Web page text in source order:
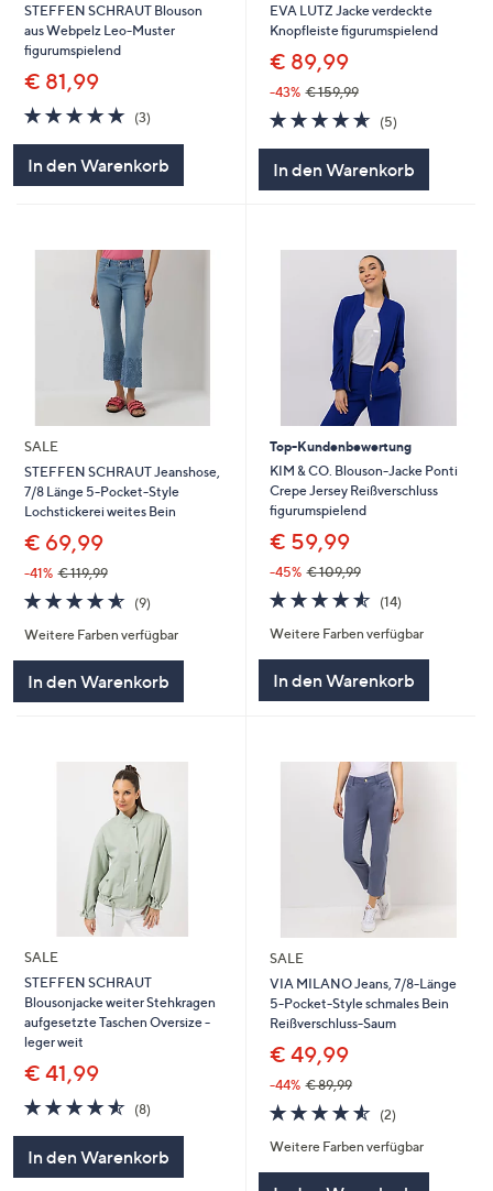
STEFFEN SCHRAUT Blouson
aus Webpelz Leo-Muster
figurumspielend
€ 81,99
4.7
von
5
(3)
In den Warenkorb
EVA LUTZ Jacke verdeckte
Knopfleiste figurumspielend
€ 89,99
-43% € 159,99
4.6
von
(5)5
In den Warenkorb
SALE
STEFFEN SCHRAUT Jeanshose,
7/8 Länge 5-Pocket-Style
Lochstickerei weites Bein
€ 69,99
-41% € 119,99
4.6
von
5
(9)
Weitere Farben verfügbar
In den Warenkorb
Top-Kundenbewertung
KIM & CO. Blouson-Jacke Ponti
Crepe Jersey Reißverschluss
figurumspielend
€ 59,99
-45% € 109,99
4.5
von
5
(14)14
Weitere Farben verfügbar
In den Warenkorb
SALE
STEFFEN SCHRAUT
Blousonjacke weiter Stehkragen
aufgesetzte Taschen Oversize -
leger weit
€ 41,99
4.5
von
5
(8)
In den Warenkorb
SALE
VIA MILANO Jeans, 7/8-Länge
5-Pocket-Style schmales Bein
Reißverschluss-Saum
€ 49,99
-44% € 89,99
4.5
von
5
(2)
Weitere Farben verfügbar